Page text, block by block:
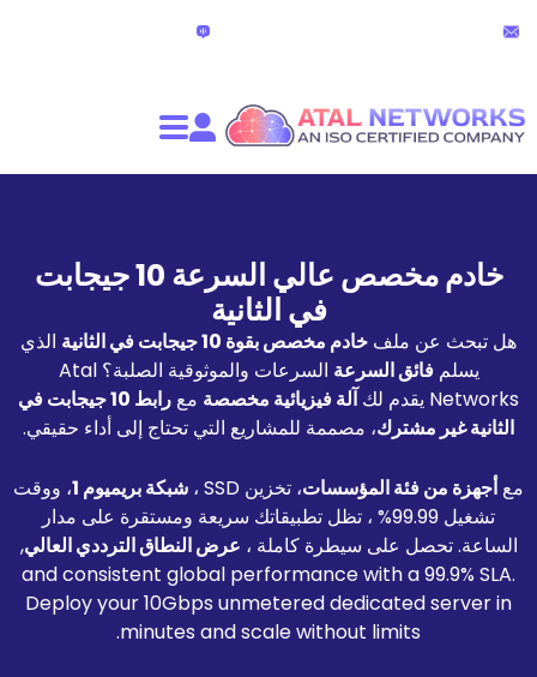
الدردشة المباشرة
خادم مخصص عالي السرعة 10 جيجابت
خادم مخصص بقوة 10 جيجابت في الثانية
الذي
السرعة
السرعات والموثوقية الصلبة؟ Atal
آلة فيزيائية مخصصةمع
رابط 10 جيجابت في
، مصممة للمشاريع التي تحتاج إلى أداء حقيقي.
المؤسسات، تخزين SSD ، شبكة بريميوم 1 ، ووقت
تشغيل 99.99% ، تظل تطبيقاتك سريعة ومستقرة على مدار
على سيطرة كاملة ،عرض النطاق الترددي العالي,
and consistent global performance with a
Deploy your 10Gbps unmetered
minutes and scale without